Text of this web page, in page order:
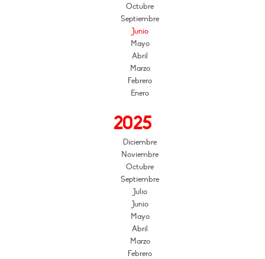
Octubre
Septiembre
Junio
Mayo
Abril
Marzo
Febrero
Enero
2025
Diciembre
Noviembre
Octubre
Septiembre
Julio
Junio
Mayo
Abril
Marzo
Febrero